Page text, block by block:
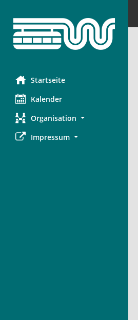
Startseite
Kalender
Organisation
Impressum